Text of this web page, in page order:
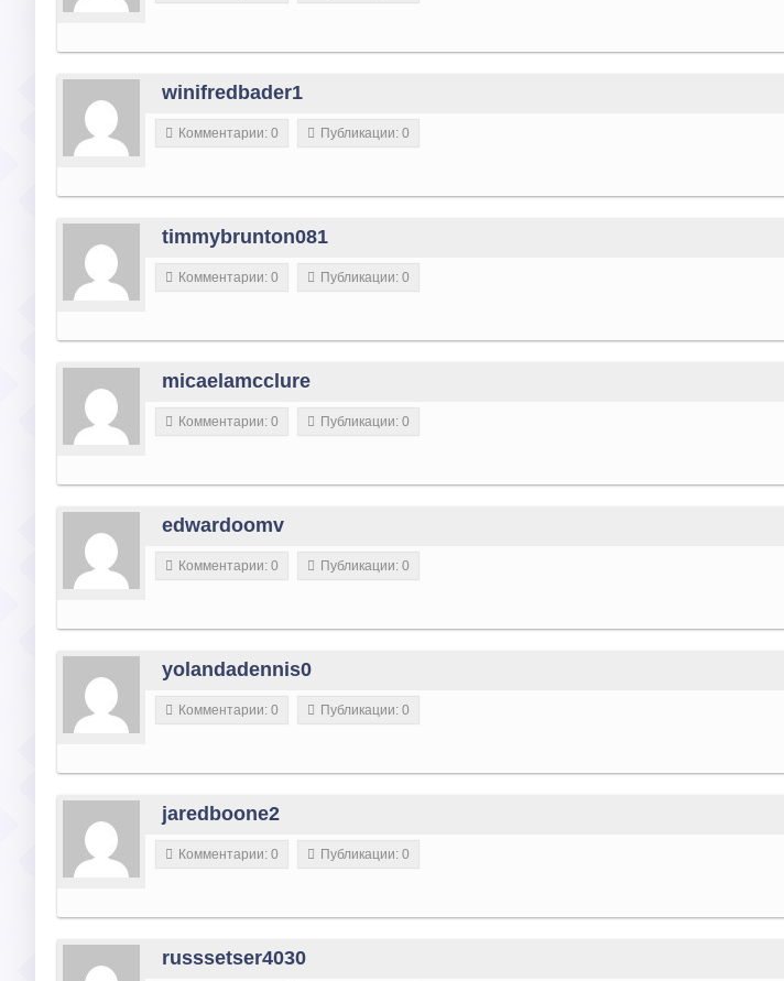
winifredbader1
Комментарии: 0 Публикации: 0
timmybrunton081
Комментарии: 0 Публикации: 0
micaelamcclure
Комментарии: 0 Публикации: 0
edwardoomv
Комментарии: 0 Публикации: 0
yolandadennis0
Комментарии: 0 Публикации: 0
jaredboone2
Комментарии: 0 Публикации: 0
russsetser4030